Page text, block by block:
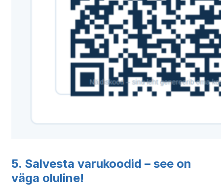
5. Salvesta varukoodid – see on
väga oluline!